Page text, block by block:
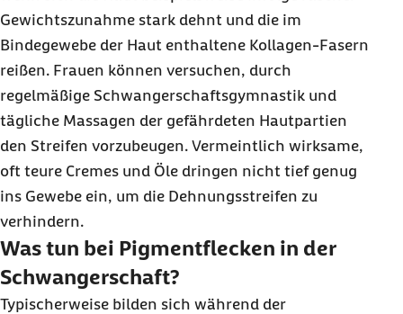
Gewichtszunahme stark dehnt und die im
Bindegewebe der Haut enthaltene Kollagen-Fasern
reißen. Frauen können versuchen, durch
regelmäßige Schwangerschaftsgymnastik und
tägliche Massagen der gefährdeten Hautpartien
den Streifen vorzubeugen. Vermeintlich wirksame,
oft teure Cremes und Öle dringen nicht tief genug
ins Gewebe ein, um die Dehnungsstreifen zu
verhindern.
Was tun bei Pigmentflecken in der
Schwangerschaft?
Typischerweise bilden sich während der